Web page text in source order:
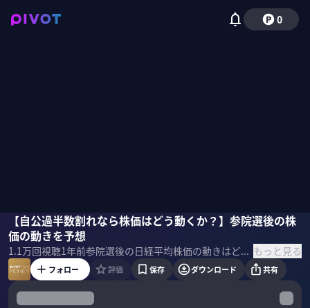
0
【自公過半数割れなら株価はどう動くか？】参院選後の株
価の動きを予想
1.1万回視聴1年前 参院選後の日経平均株価の動きはどうなるのか。自公過半数割れが起こると市場にどのような影響を及ぼすのか。そしてトランプの思惑とは。選挙後の株価の動き、世界マーケットの展望などを糸島孝俊氏に聞いた。 ＜ゲスト＞ 糸島孝俊｜ピクテ・ジャパン シニア・ストラテジスト 証券系シンクタンクを経て、日系大手運用会社にて国内株式中心に運用。その後、ヘッジファンドや独立系運用会社でアクティブ・ファンドマネージャーとして従事 ＜目次＞ もっと見る
糸島孝俊佐々木紀彦
フォロー 評価 保存 ダウンロード 共有